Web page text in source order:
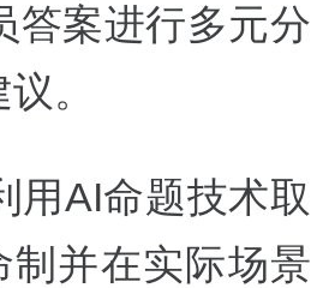
答案进行多元分
。
用AI命题技术取
并在实际场景